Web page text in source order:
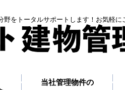
野をトータルサポートします！お気軽に
当社管理物件の